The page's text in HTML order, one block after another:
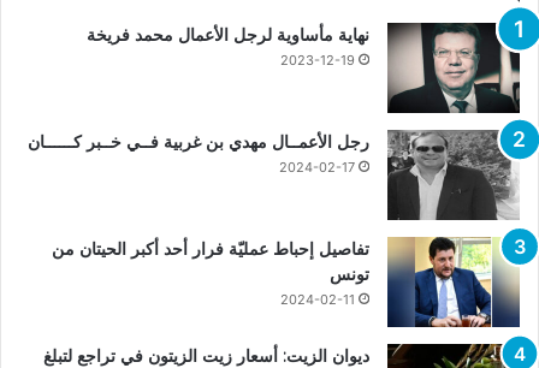
نهاية مأساوية لرجل الأعمال محمد فريخة
2023-12-19
رجل الأعمــال مهدي بن غربية فــي خــبر كــــــان
2024-02-17
تفاصيل إحباط عمليّة فرار أحد أكبر الحيتان من
تونس
2024-02-11
ديوان الزيت: أسعار زيت الزيتون في تراجع لتبلغ